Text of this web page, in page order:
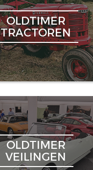
OLDTIMER
TRACTOREN
OLDTIMER
VEILINGEN